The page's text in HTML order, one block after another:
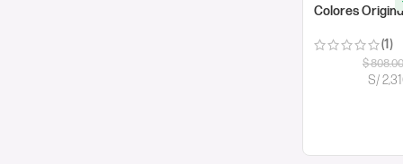
Colores
(1)
$808.00
S/